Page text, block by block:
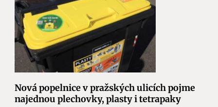
Nová popelnice v pražských ulicích pojme
najednou plechovky, plasty i tetrapaky